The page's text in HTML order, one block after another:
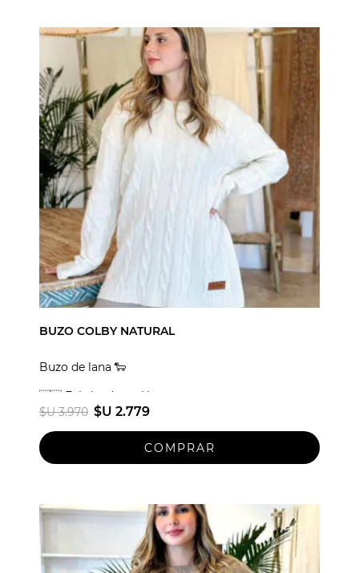
BUZO COLBY NATURAL
Buzo de lana 🐑
🇺🇾 Fabricado en Uruguay
$U 3.970 $U 2.779